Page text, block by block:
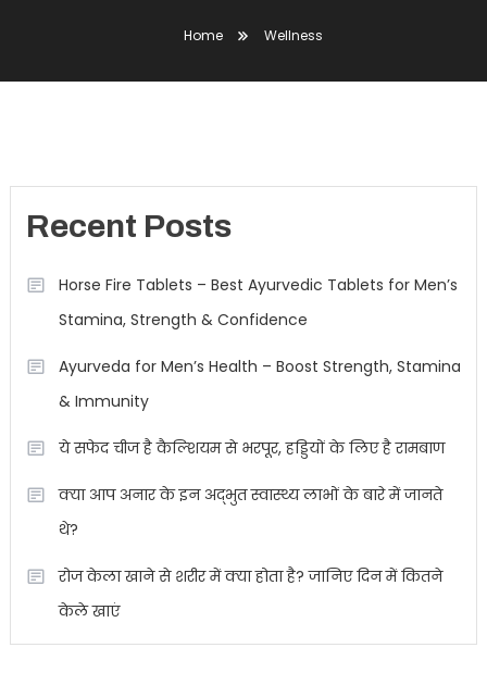
Home Wellness
Recent Posts
Horse Fire Tablets – Best Ayurvedic Tablets for Men’s
Stamina, Strength & Confidence
Ayurveda for Men’s Health – Boost Strength, Stamina
& Immunity
ये सफेद चीज है कैल्शियम से भरपूर, हड्डियों के लिए है रामबाण
क्या आप अनार के इन अद्भुत स्वास्थ्य लाभों के बारे में जानते
थे?
रोज केला खाने से शरीर में क्या होता है? जानिए दिन में कितने
केले खाएं